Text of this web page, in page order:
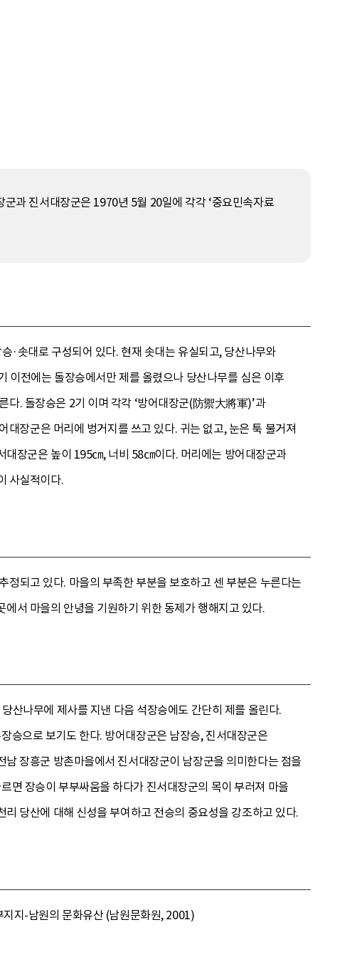
과 진서대장군은 1970년 5월 20일에 각각 ‘중요민속자료
승·솟대로 구성되어 있다. 현재 솟대는 유실되고, 당산나무와
이전에는 돌장승에서만 제를 올렸으나 당산나무를 심은 이후
다. 돌장승은 2기 이며 각각 ‘방어대장군(防禦大將軍)’과
장군은 머리에 벙거지를 쓰고 있다. 귀는 없고, 눈은 툭 불거져
장군은 높이 195㎝, 너비 58㎝이다. 머리에는 방어대장군과
사실적이다.
되고 있다. 마을의 부족한 부분을 보호하고 센 부분은 누른다는
서 마을의 안녕을 기원하기 위한 동제가 행해지고 있다.
산나무에 제사를 지낸 다음 석장승에도 간단히 제를 올린다.
승으로 보기도 한다. 방어대장군은 남장승, 진서대장군은
장흥군 방촌마을에서 진서대장군이 남장군을 의미한다는 점을
면 장승이 부부싸움을 하다가 진서대장군의 목이 부러져 마을
당산에 대해 신성을 부여하고 전승의 중요성을 강조하고 있다.
지-남원의 문화유산 (남원문화원, 2001)